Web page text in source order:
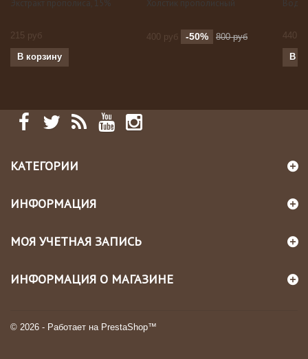
Экстракт прополиса, 15%
215 руб
В корзину
Холстик прополисный
400 руб -50% 800 руб
Вода
440
В
КАТЕГОРИИ
ИНФОРМАЦИЯ
© 2026 - Работает на PrestaShop™
МОЯ УЧЕТНАЯ ЗАПИСЬ
ИНФОРМАЦИЯ О МАГАЗИНЕ